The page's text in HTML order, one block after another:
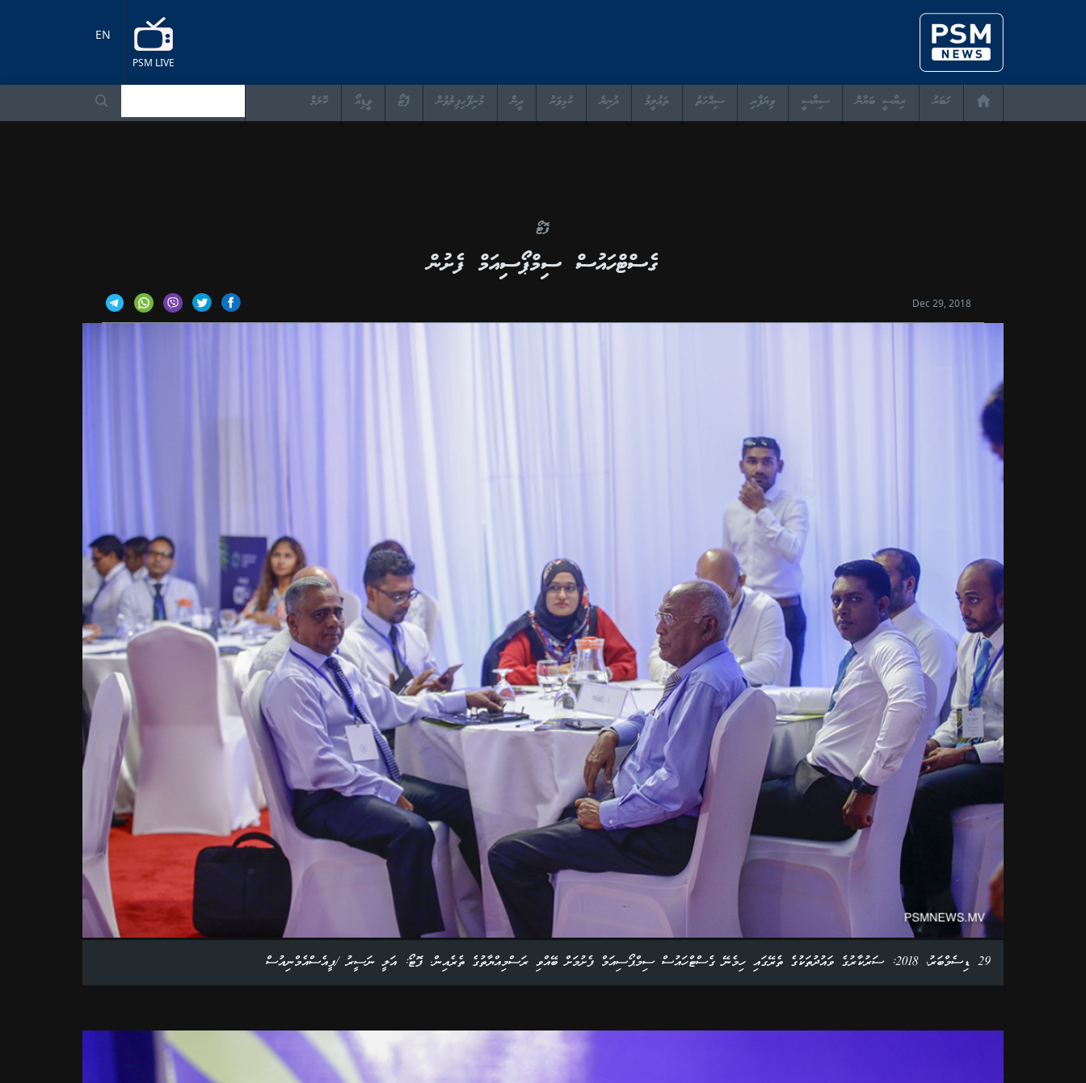
PSM LIVE
EN
ޚަބަރު ރިޔާސީ ބަޔާން ސިޔާސީ ވިޔަފާރި ސިއްހަތު ތަޢުލީމު ދުނިޔެ ކުޅިވަރު ދީން މުނިފޫހިފިލުވުން ފޮޓޯ ވީޑިއޯ ކޮލަމް
ފޮޓޯ
ގެސްޓްހައުސް ސިމްޕޯސިއަމް ފެށުން
Dec 29, 2018
29 ޑިސެމްބަރު، 2018: ސަރުކާރުގެ ވައުދުތަކުގެ ތެރޭގައި ހިމެނޭ ގެސްޓްހައުސް ސިމްޕޯސިއަމް ފެށުމަށް ބޭއްވި ރަސްމިއްޔާތުގެ ތެރެއިން. ފޮޓޯ: އަލީ ނަސީރު /ޕީއެސްއެމްނިއުސް